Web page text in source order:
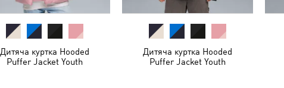
Дитяча куртка Hooded
Puffer Jacket Youth
Дитяча куртка Hooded
Puffer Jacket Youth